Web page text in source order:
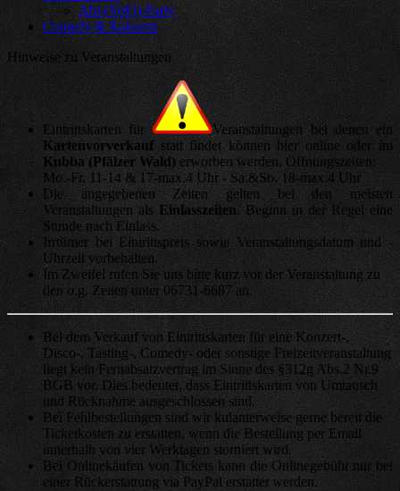
Abi-(VoFi)-Party
Comedy & Kabarett
Hinweise zu Veranstaltungen
Eintrittskarten für
Veranstaltungen bei denen ein
Kartenvorverkauf statt findet können hier online oder im
Kubba (Pfälzer Wald)erworben werden. Öffnungszeiten:
Mo.-Fr. 11-14 & 17-max.4 Uhr - Sa.&So. 18-max.4 Uhr
Die angegebenen Zeiten gelten bei den meisten
Veranstaltungen alsEinlasszeiten. Beginn in der Regel eine
Stunde nach Einlass.
Irrtümer bei Eintrittspreis sowie Veranstaltungsdatum und -
Uhrzeit vorbehalten.
Im Zweifel rufen Sie uns bitte kurz vor der Veranstaltung zu
den o.g. Zeiten unter 06731-6687 an.
Bei dem Verkauf von Eintrittskarten für eine Konzert-,
Disco-, Tasting-, Comedy- oder sonstige Freizeitveranstaltung
liegt kein Fernabsatzvertrag im Sinne des §312g Abs.2 Nr.9
BGB vor. Dies bedeutet, dass Eintrittskarten von Umtausch
und Rücknahme ausgeschlossen sind.
Bei Fehlbestellungen sind wir kulanterweise gerne bereit die
Ticketkosten zu erstatten, wenn die Bestellung per Email
innerhalb von vier Werktagen storniert wird.
Bei Onlinekäufen von Tickets kann die Onlinegebühr nur bei
einer Rückerstattung via PayPal erstattet werden.